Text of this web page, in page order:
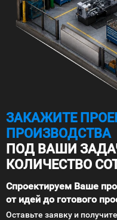
ЗАКАЖИТЕ
ПРОИЗВОДСТВА
ПОД ВАШИ
КОЛИЧЕСТВО
Спроектируем Ваше
от идей до готового
Оставьте заявку и